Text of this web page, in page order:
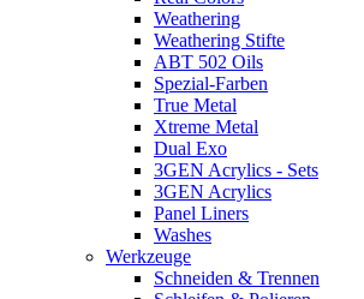
Weathering
Weathering Stifte
ABT 502 Oils
Spezial-Farben
True Metal
Xtreme Metal
Dual Exo
3GEN Acrylics - Sets
3GEN Acrylics
Panel Liners
Washes
Werkzeuge
Schneiden & Trennen